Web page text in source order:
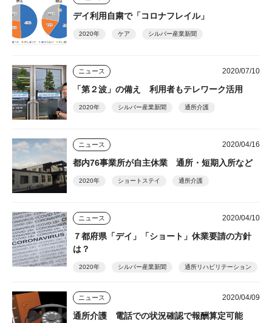
デイ利用自粛で「コロナフレイル」
2020年 ケア シルバー産業新聞
ニュース 2020/07/10
「第２波」の備え 利用者もテレワーク活用
2020年 シルバー産業新聞 通所介護
ニュース 2020/04/16
都内76事業所が自主休業 通所・短期入所など
2020年 ショートステイ 通所介護
ニュース 2020/04/10
７都府県「デイ」「ショート」休業要請の方針
は？
2020年 シルバー産業新聞 通所リハビリテーション
ニュース 2020/04/09
通所介護 電話での状況確認で報酬算定可能